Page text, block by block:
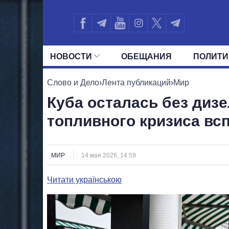
НОВОСТИ ОБЕЩАНИЯ
ВСЕ ПОЛИТИКИ ПРЕЗИДЕНТ И
Слово и Дело›Лента публикаций›Мир
Куба осталась без
топливного кризиса
МИР 14 мая 2026, 14:59
Читати українською